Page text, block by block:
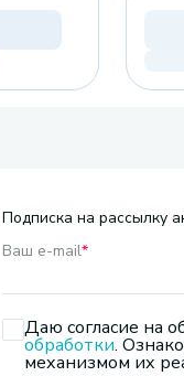
Подписка на рассылку
Ваш e-mail*
Даю согласие на
обработки.
механизмом их